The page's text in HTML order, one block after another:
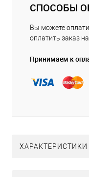
СПОСОБЫ
Вы можете
оплатить заказ
Принимаем к
ХАРАКТЕРИСТИКИ